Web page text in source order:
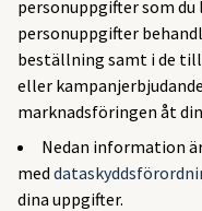
personuppgifter som
personuppgifter
beställning samt i de
eller
marknadsföringen åt
Nedan information
med
dina uppgifter.